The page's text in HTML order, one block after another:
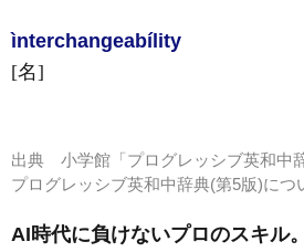
ìnterchangeabílity
[名]
出典 小学館「プログレッシブ英和中
プログレッシブ英和中辞典(第5版)に
AI時代に負けないプロのスキル